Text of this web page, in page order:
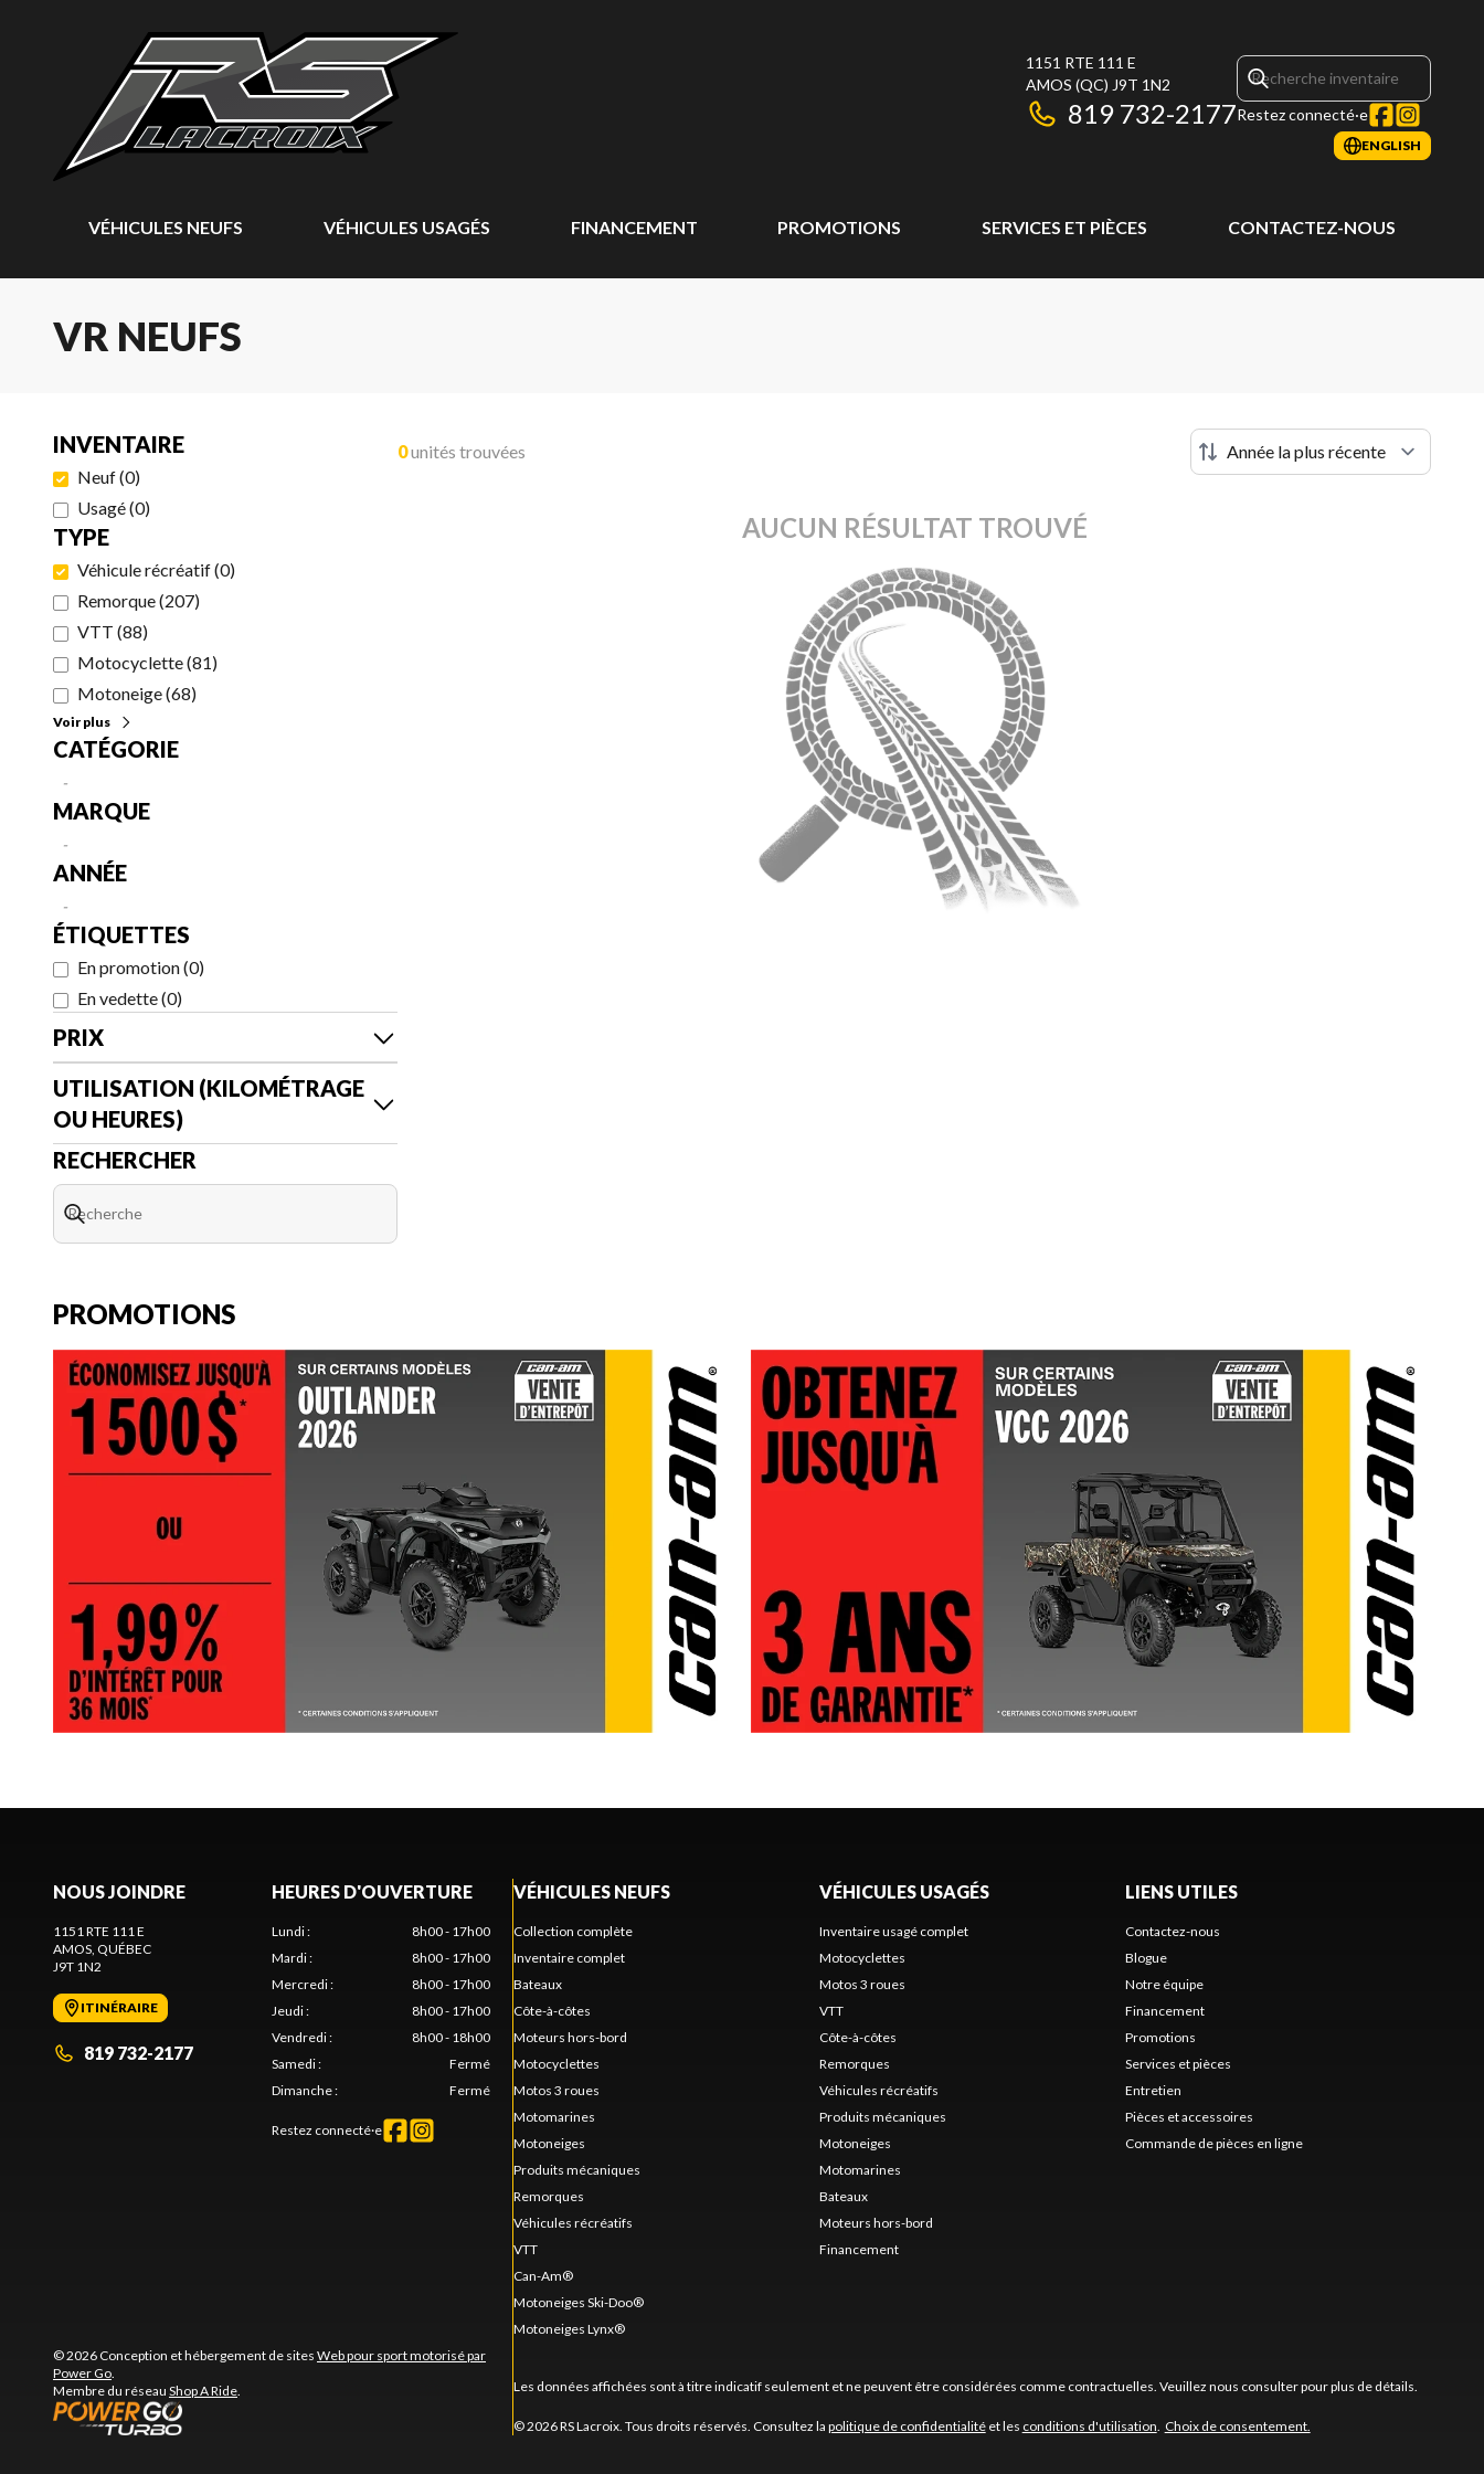
1151 RTE 111 E
AMOS (QC) J9T 1N2
819 732-2177Restez connecté·e
ENGLISH
VÉHICULES NEUFS VÉHICULES USAGÉS FINANCEMENT PROMOTIONS SERVICES ET PIÈCES CONTACTEZ-NOUS
VR NEUFS
INVENTAIRE
Neuf(0)
Usagé(0)
TYPE
Véhicule récréatif(0)
Remorque(207)
VTT (88)
Motocyclette(81)
Motoneige(68)
Voir plus
CATÉGORIE
-
MARQUE
-
ANNÉE
-
ÉTIQUETTES
En promotion(0)
En vedette(0)
PRIX
UTILISATION (KILOMÉTRAGE
OU HEURES)
RECHERCHER
0unités trouvées
AUCUN RÉSULTAT TROUVÉ
PROMOTIONS
NOUS JOINDRE
1151 RTE 111 E
AMOS , QUÉBEC
J9T 1N2
ITINÉRAIRE
819 732-2177
HEURES D'OUVERTURE
Lundi:
8h00 - 17h00
Mardi:
8h00 - 17h00
Mercredi:
8h00 - 17h00
Jeudi:
8h00 - 17h00
Vendredi:
8h00 - 18h00
Samedi:
Fermé
Dimanche: Fermé
Restez connecté·e
© 2026 Conception et hébergement de sites Web pour sport motorisé par
Power Go
Membre du réseau Shop A Ride
VÉHICULES NEUFS
Collection complète
Inventaire complet
Bateaux
Côte-à-côtes
Moteurs hors-bord
Motocyclettes
Motos 3 roues
Motomarines
Motoneiges
Produits mécaniques
Remorques
Véhicules récréatifs
VTT
Can-Am®
Motoneiges Ski-Doo®
Motoneiges Lynx®
VÉHICULES USAGÉS
Inventaire usagé complet
Motocyclettes
Motos 3 roues
VTT
Côte-à-côtes
Remorques
Véhicules récréatifs
Produits mécaniques
Motoneiges
Motomarines
Bateaux
Moteurs hors-bord
Financement
LIENS UTILES
Contactez-nous
Blogue
Notre équipe
Financement
Promotions
Services et pièces
Entretien
Pièces et accessoires
Commande de pièces en ligne
Les données affichées sont à titre indicatif seulement et ne peuvent être considérées comme contractuelles. Veuillez nous consulter pour plus de détails.
© 2026 RS Lacroix. Tous droits réservés. Consultez la politique de confidentialitéet les conditions d'utilisation Choix de consentement.